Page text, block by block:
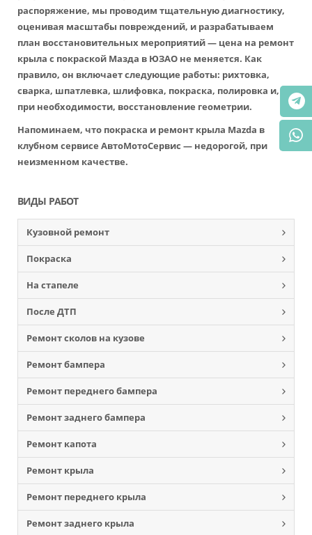
распоряжение, мы проводим тщательную диагностику,
оценивая масштабы повреждений, и разрабатываем
план восстановительных мероприятий — цена на ремонт
крыла с покраской Мазда в ЮЗАО не меняется. Как
правило, он включает следующие работы: рихтовка,
сварка, шпатлевка, шлифовка, покраска, полировка и,
при необходимости, восстановление геометрии.
Напоминаем, что покраска и ремонт крыла Mazda в
клубном сервисе АвтоМотоСервис — недорогой, при
неизменном качестве.
ВИДЫ РАБОТ
Кузовной ремонт
Покраска
На стапеле
После ДТП
Ремонт сколов на кузове
Ремонт бампера
Ремонт переднего бампера
Ремонт заднего бампера
Ремонт капота
Ремонт крыла
Ремонт переднего крыла
Ремонт заднего крыла